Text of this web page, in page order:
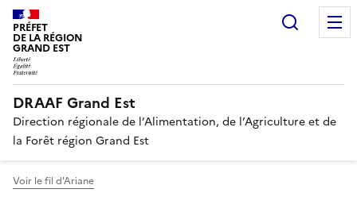
PRÉFET
DE LA RÉGION
GRAND EST
DRAAF Grand Est
Direction régionale de l’Alimentation, de l’Agriculture et de
la Forêt région Grand Est
Voir le fil d'Ariane